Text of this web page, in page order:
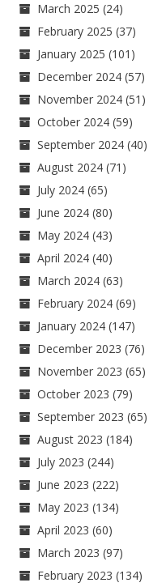
March 2025 (24)
February 2025 (37)
January 2025 (101)
December 2024 (57)
November 2024 (51)
October 2024 (59)
September 2024 (40)
August 2024 (71)
July 2024 (65)
June 2024 (80)
May 2024 (43)
April 2024 (40)
March 2024 (63)
February 2024 (69)
January 2024 (147)
December 2023 (76)
November 2023 (65)
October 2023 (79)
September 2023 (65)
August 2023 (184)
July 2023 (244)
June 2023 (222)
May 2023 (134)
April 2023 (60)
March 2023 (97)
February 2023 (134)